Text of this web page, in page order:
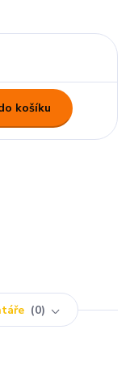
košíku
0